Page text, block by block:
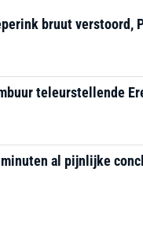
bruut verstoord,
teleurstellende
minuten al pijnlijke